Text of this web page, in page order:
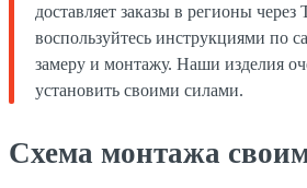
доставляет заказы в регионы
воспользуйтесь инструкциями по
замеру и монтажу. Наши изделия
установить своими силами.
Схема монтажа